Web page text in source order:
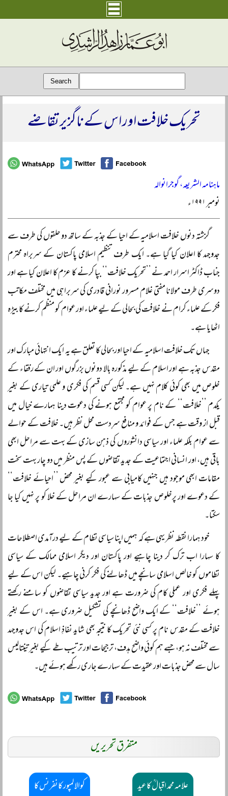
تحریک خلافت اور اس کے ناگزیر تقاضے
ماہنامہ الشریعہ، گوجرانوالہ
نومبر ۱۹۹۱ء
گزشتہ دنوں خلافت اسلامیہ کے احیا کے جذبہ کے ساتھ دو حلقوں کی طرف سے
جدوجہد کا اعلان کیا گیا ہے۔ ایک طرف تنظیم اسلامی پاکستان کے سربراہ محترم
جناب ڈاکٹر اسرار احمد نے ’’تحریک خلافت‘‘ بپا کرنے کا عزم کا اعلان کیا ہے اور
دوسری طرف مولانا مفتی غلام مسرور نورانی قادری کی سربراہی میں مختلف مکاتب
فکر کے علماء کرام نے خلافت کی بحالی کے لیے علماء اور عوام کو منظم کرنے کا بیڑہ
اٹھایا ہے۔
جہاں تک خلافت اسلامیہ کے احیا اور بحالی کا تعلق ہے یہ ایک انتہائی مبارک اور
مقدس جذبہ ہے اور اسلام کے لیے مذکورہ بالا دونوں بزرگوں اور ان کے رفقاء کے
خلوص میں بھی کوئی کلام نہیں ہے۔ لیکن کسی قسم کی فکری و علمی تیاری کے بغیر
یکدم ’’خلافت‘‘ کے نام پر عوام کو مجتمع ہونے کی دعوت دینا ہمارے خیال میں
قبل از وقت ہے جس کے فوائد و منافع سرِدست محل نظر ہیں۔ خلافت کے حوالے
سے عوام بلکہ علماء اور سیاسی دانشوروں کی ذہن سازی کے بہت سے مراحل ابھی
باقی ہیں، اور انسانی اجتماعیت کے جدید تقاضوں کے پس منظر میں دو چار بہت سخت
مقامات ابھی موجود ہیں جنہیں کامیابی سے عبور کیے بغیر محض ’’احیائے خلافت‘‘
کے دعوے اور پرخلوص جذبات کے سہارے ان مراحل کے خلا کو پر نہیں کیا جا
سکتا۔
خود ہمارا نقطہ نظر یہی ہے کہ ہمیں اپنا سیاسی نظام کے لیے درآمدی اصطلاحات
کا سہارا اب ترک کر دینا چاہیے اور پاکستان اور دیگر اسلامی ممالک کے سیاسی
نظاموں کو خالص اسلامی سانچے میں ڈھالنے کی فکر کرنی چاہیے۔ لیکن اس کے لیے
پہلے فکری اور عملی کام کی ضرورت ہے اور جدید سیاسی تقاضوں کو سامنے رکھتے
ہوئے ’’خلافت‘‘ کے ایک واضح ڈھانچے کی تشکیل ضروری ہے۔ اس کے بغیر
خلافت کے مقدس نام پر کسی نئی تحریک کا نتیجہ بھی شاید نفاذِ اسلام کی اس جدوجہد
سے مختلف نہ ہو، جسے ہم کوئی واضح ہدف، ترجیحات اور ترتیب طے کیے بغیر تینتالیس
سال سے محض جذبات اور عقیدت کے سہارے جاری رکھے ہوئے ہیں۔
متفرق تحریریں
علامہ محمد اقبالؒ کا عید
کوالالمپور کانفرنس کا